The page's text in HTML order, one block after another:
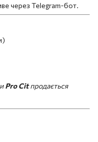
через Telegram-бот.
Pro Citпродається